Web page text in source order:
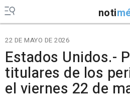
noti
22 DE MAYO DE 2026
Estados Unidos.-
titulares de los
el viernes 22 de